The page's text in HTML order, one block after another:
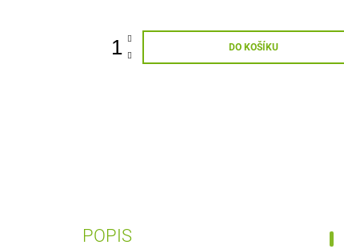
DO KOŠÍKU
POPIS